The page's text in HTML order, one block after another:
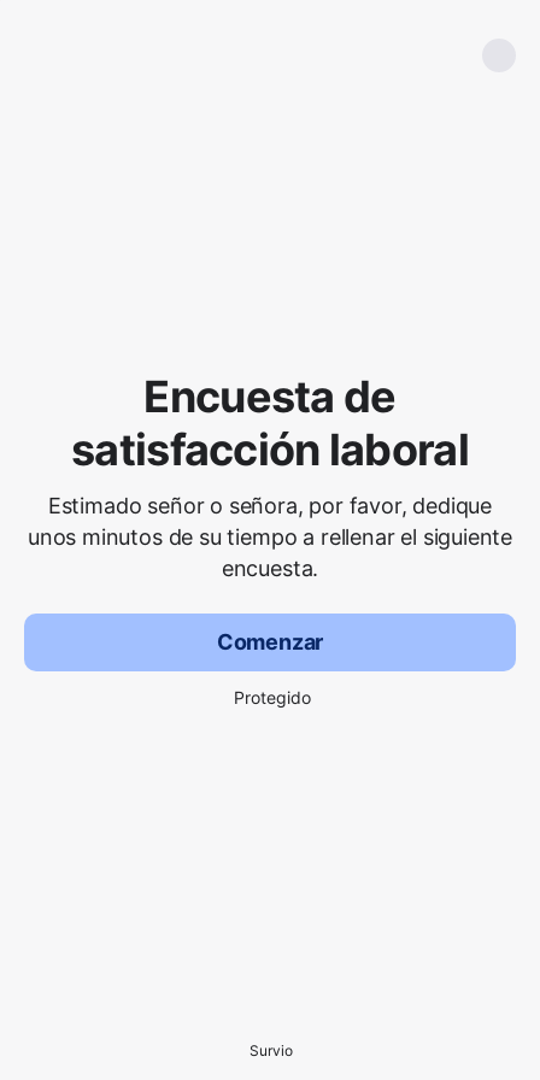
Encuesta de
satisfacción laboral
Estimado señor o señora, por favor, dedique
unos minutos de su tiempo a rellenar el siguiente
encuesta.
Comenzar
Protegido
Survio